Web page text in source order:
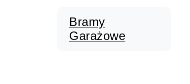
Bramy
Garażowe